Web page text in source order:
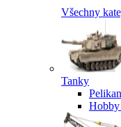
Všechny
Tanky
Hobby